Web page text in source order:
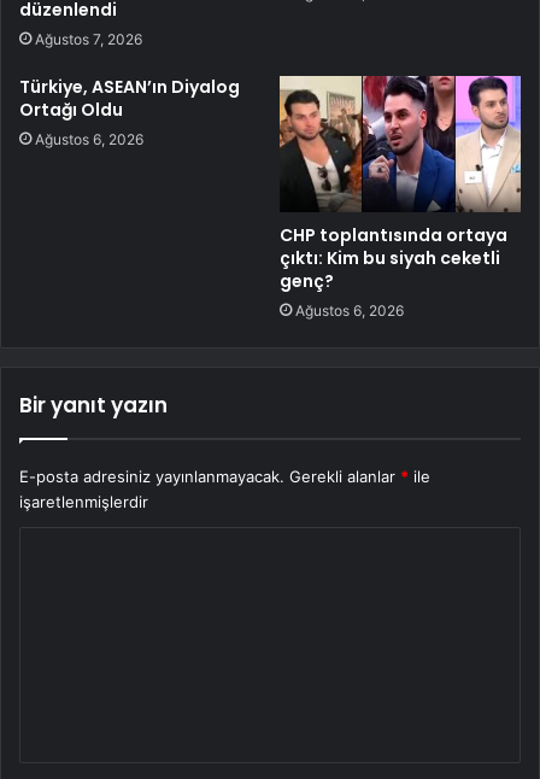
düzenlendi
Ağustos 7, 2026
Türkiye, ASEAN’ın Diyalog
Ortağı Oldu
Ağustos 6, 2026
CHP toplantısında ortaya
çıktı: Kim bu siyah ceketli
genç?
Ağustos 6, 2026
Bir yanıt yazın
E-posta adresiniz yayınlanmayacak. Gerekli alanlar * ile
işaretlenmişlerdir